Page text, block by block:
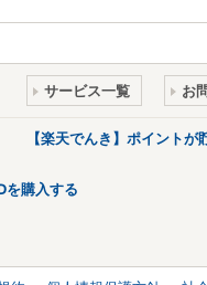
サービス一覧 お
【楽天でんき】ポイント
を購入する